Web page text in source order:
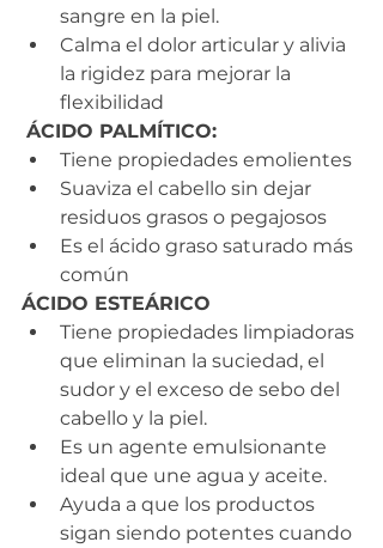
sangre en la piel.
Calma el dolor articular y alivia
la rigidez para mejorar la
flexibilidad
ÁCIDO PALMÍTICO:
Tiene propiedades emolientes
Suaviza el cabello sin dejar
residuos grasos o pegajosos
Es el ácido graso saturado más
común
ÁCIDO ESTEÁRICO
Tiene propiedades limpiadoras
que eliminan la suciedad, el
sudor y el exceso de sebo del
cabello y la piel.
Es un agente emulsionante
ideal que une agua y aceite.
Ayuda a que los productos
sigan siendo potentes cuando